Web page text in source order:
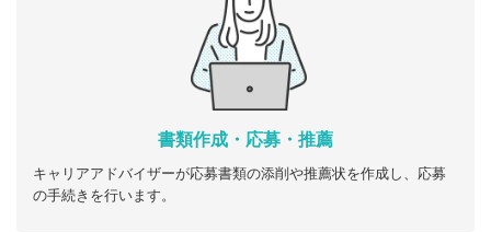
書類作成・応募・推薦
キャリアアドバイザーが応募書類の添削や推薦状を作成し、応募
の手続きを行います。